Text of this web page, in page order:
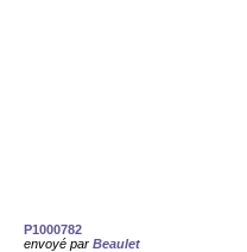
P1000782
envoyé par Beaulet